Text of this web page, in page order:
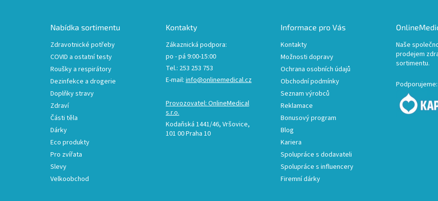
Nabídka sortimentu
Zdravotnické potřeby
COVID a ostatní testy
Roušky a respirátory
Dezinfekce a drogerie
Doplňky stravy
Zdraví
Části těla
Dárky
Eco produkty
Pro zvířata
Slevy
Velkoobchod
Kontakty
Zákaznická podpora:
po - pá 9:00-15:00
Tel.: 253 253 753
E-mail:info@onlinemedical.cz
Provozovatel: OnlineMedical
s.r.o.
Kodaňská 1441/46, Vršovice,
101 00 Praha 10
Informace pro Vás
Kontakty
Možnosti dopravy
Ochrana osobních údajů
Obchodní podmínky
Seznam výrobců
Reklamace
Bonusový program
Blog
Kariera
Spolupráce s dodavateli
Spolupráce s influencery
Firemní dárky
Naše
prodejem
sortimentu.
Podporujeme: